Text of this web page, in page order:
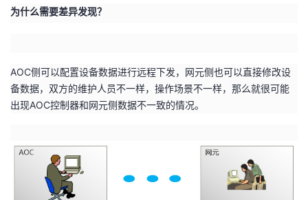
发
我
博
的
我
为什么需要差异发现？
AOC侧可以配置设备数据进行远程下发，网元侧也可以直接修改设
备数据，双方的维护人员不一样，操作场景不一样，那么就很可能
出现AOC控制器和网元侧数据不一致的情况。